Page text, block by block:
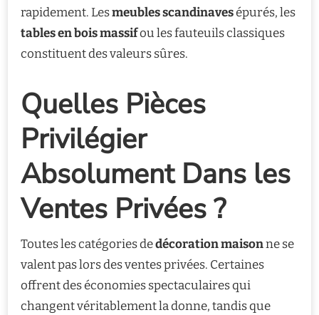
rapidement. Lesmeubles scandinavesépurés, les
tables en bois massifou les fauteuils classiques
constituent des valeurs sûres.
Quelles Pièces
Privilégier
Absolument Dans les
Ventes Privées ?
Toutes les catégories dedécoration maisonne se
valent pas lors des ventes privées. Certaines
offrent des économies spectaculaires qui
changent véritablement la donne, tandis que